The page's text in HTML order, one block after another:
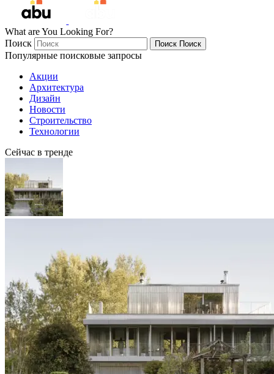
What are You Looking For?
Поиск
Поиск Поиск
Популярные поисковые запросы
Акции
Архитектура
Дизайн
Новости
Строительство
Технологии
Сейчас в тренде